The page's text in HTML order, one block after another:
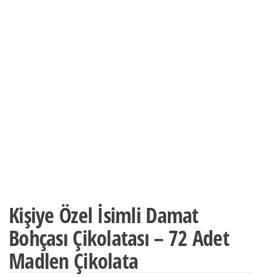
Kişiye Özel İsimli Damat
Bohçası Çikolatası – 72 Adet
Madlen Çikolata